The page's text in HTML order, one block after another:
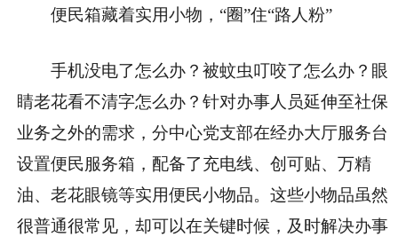
便民箱藏着实用小物，“圈”住“路人粉”
手机没电了怎么办？被蚊虫叮咬了怎么办？眼
睛老花看不清字怎么办？针对办事人员延伸至社保
业务之外的需求，分中心党支部在经办大厅服务台
设置便民服务箱，配备了充电线、创可贴、万精
油、老花眼镜等实用便民小物品。这些小物品虽然
很普通很常见，却可以在关键时候，及时解决办事